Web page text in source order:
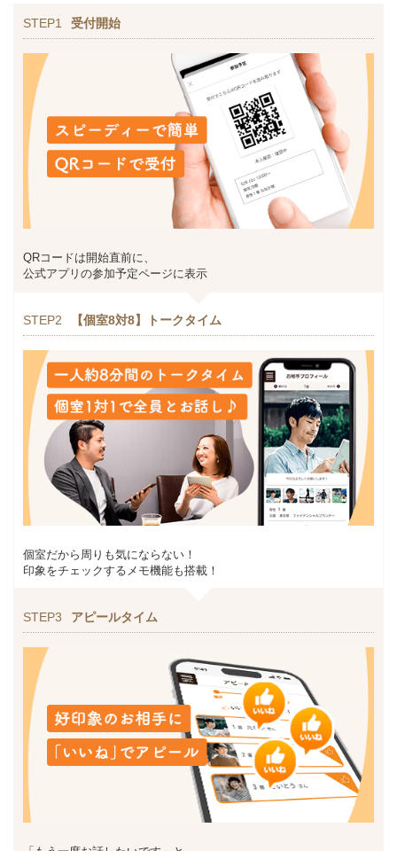
STEP1 受付開始
QRコードは開始直前に、
公式アプリの参加予定ページに表示
STEP2 【個室8対8】トークタイム
個室だから周りも気にならない！
印象をチェックするメモ機能も搭載！
STEP3 アピールタイム